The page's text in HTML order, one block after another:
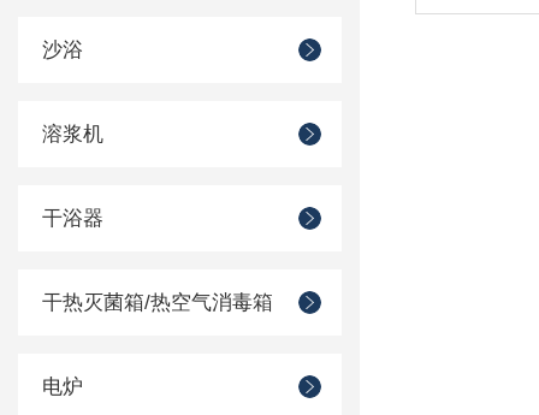
沙浴
溶浆机
干浴器
干热灭菌箱/热空气消毒箱
电炉